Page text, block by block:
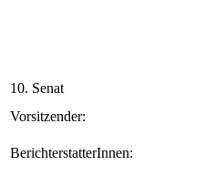
10. Senat
Vorsitzender:
BerichterstatterInnen: